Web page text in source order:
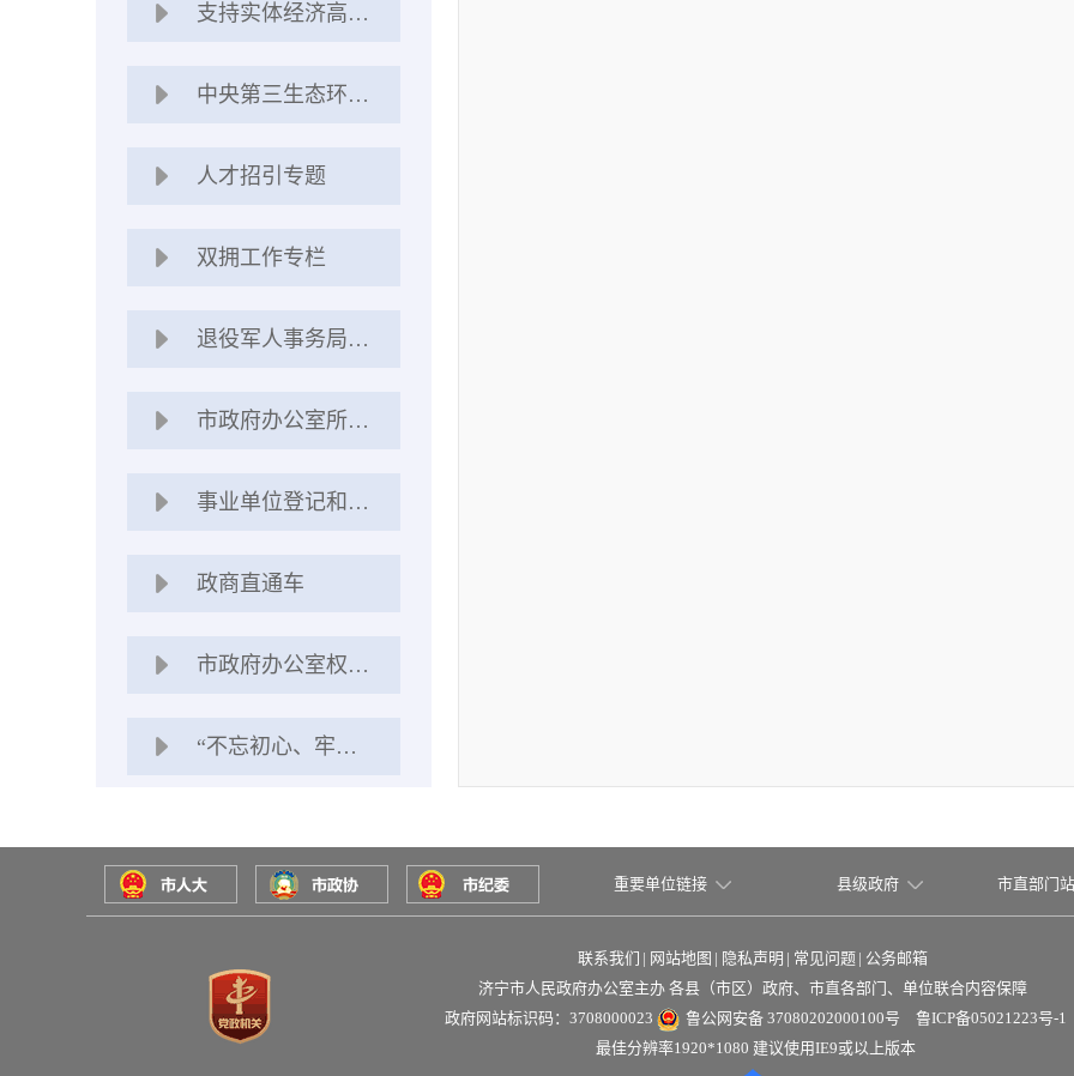
支持实体经济高质量发展
中央第三生态环境保护督察组对山东开展“回头看”工作
人才招引专题
双拥工作专栏
退役军人事务局优才计划专题
市政府办公室所属事业单位人员选调工作
事业单位登记和年检信息
政商直通车
市政府办公室权责清单
“不忘初心、牢记使命”主题教育专栏
重要单位链接 县级政府 市直部门
联系我们 | 网站地图 | 隐私声明 | 常见问题 | 公务邮箱
济宁市人民政府办公室主办 各县（市区）政府、市直各部门、单位联合内容保障
政府网站标识码：3708000023
鲁公网安备 37080202000100号
鲁ICP备05021223号-1
最佳分辨率1920*1080 建议使用IE9或以上版本